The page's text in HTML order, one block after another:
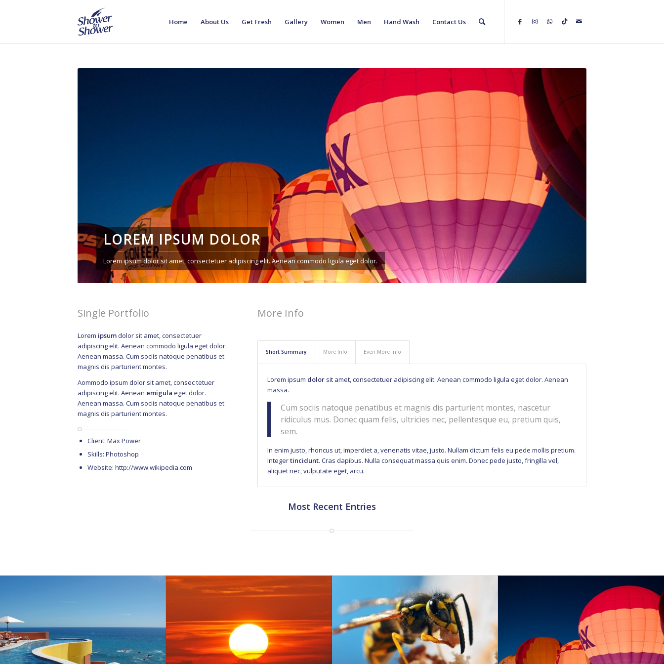
Home About Us Get Fresh Gallery Women Men Hand Wash Contact Us
LOREM IPSUM DOLOR
Lorem ipsum dolor sit amet, consectetuer adipiscing elit. Aenean commodo ligula eget dolor.
Single Portfolio
Lorem ipsumdolor sit amet, consectetuer
adipiscing elit. Aenean commodo ligula eget dolor.
Aenean massa. Cum sociis natoque penatibus et
magnis dis parturient montes.
Aommodo ipsum dolor sit amet, consec tetuer
adipiscing elit. Aenean emigula eget dolor.
Aenean massa. Cum sociis natoque penatibus et
magnis dis parturient montes.
Client: Max Power
Skills: Photoshop
Website: http://www.wikipedia.com
More Info
Short Summary More Info Even More Info
Lorem ipsum dolorsit amet, consectetuer adipiscing elit. Aenean commodo ligula eget dolor. Aenean
massa.
Cum sociis natoque penatibus et magnis dis parturient montes, nascetur
ridiculus mus. Donec quam felis, ultricies nec, pellentesque eu, pretium quis,
sem.
In enim justo, rhoncus ut, imperdiet a, venenatis vitae, justo. Nullam dictum felis eu pede mollis pretium.
Integertincidunt. Cras dapibus. Nulla consequat massa quis enim. Donec pede justo, fringilla vel,
aliquet nec, vulputate eget, arcu.
Most Recent Entries